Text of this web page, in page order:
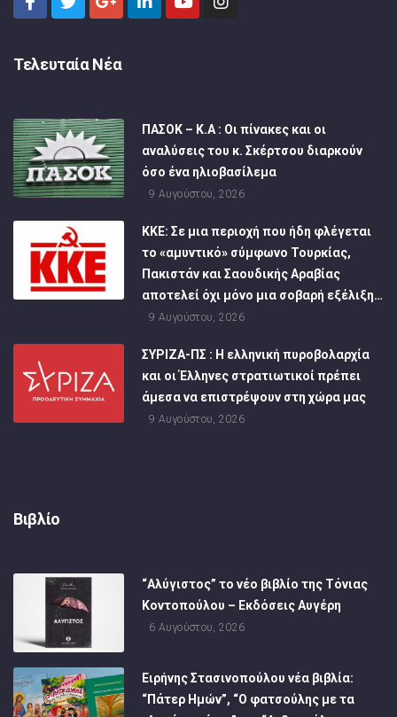
Τελευταία Νέα
ΠΑΣΟΚ – Κ.Α : Οι πίνακες και οι
αναλύσεις του κ. Σκέρτσου διαρκούν
όσο ένα ηλιοβασίλεμα
9 Αυγούστου, 2026
ΚΚΕ: Σε μια περιοχή που ήδη φλέγεται
το «αμυντικό» σύμφωνο Τουρκίας,
Πακιστάν και Σαουδικής Αραβίας
αποτελεί όχι μόνο μια σοβαρή εξέλιξη…
9 Αυγούστου, 2026
ΣΥΡΙΖΑ-ΠΣ : Η ελληνική πυροβολαρχία
και οι Έλληνες στρατιωτικοί πρέπει
άμεσα να επιστρέψουν στη χώρα μας
9 Αυγούστου, 2026
Βιβλίο
“Αλύγιστος” το νέο βιβλίο της Τόνιας
Κοντοπούλου – Εκδόσεις Αυγέρη
6 Αυγούστου, 2026
Ειρήνης Στασινοπούλου νέα βιβλία:
“Πάτερ Ημών”, “Ο φατσούλης με τα